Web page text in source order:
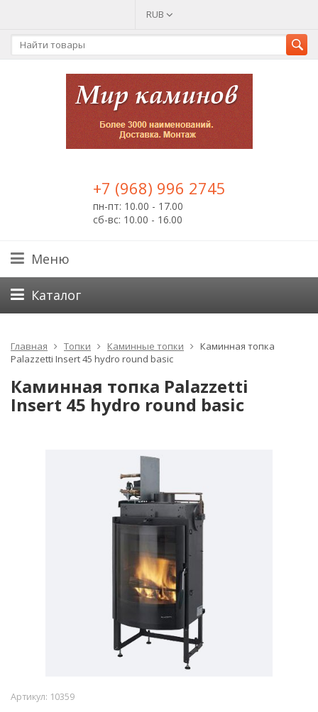
RUB
+7 (968) 996 2745
пн-пт: 10.00 - 17.00
сб-вс: 10.00 - 16.00
Меню
Каталог
Главная Топки Каминные топки
Каминная топка
Palazzetti Insеrt 45 hydro round basic
Каминная топка Palazzetti
Insеrt 45 hydro round basic
Артикул: 10359